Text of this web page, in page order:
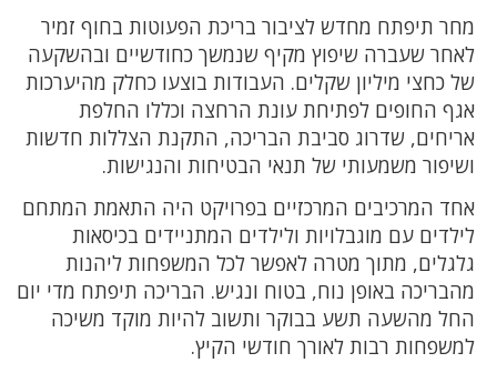
מחר תיפתח מחדש לציבור בריכת הפעוטות בחוף זמיר
לאחר שעברה שיפוץ מקיף שנמשך כחודשיים ובהשקעה
של כחצי מיליון שקלים. העבודות בוצעו כחלק מהיערכות
אגף החופים לפתיחת עונת הרחצה וכללו החלפת
אריחים, שדרוג סביבת הבריכה, התקנת הצללות חדשות
ושיפור משמעותי של תנאי הבטיחות והנגישות.
אחד המרכיבים המרכזיים בפרויקט היה התאמת המתחם
לילדים עם מוגבלויות ולילדים המתניידים בכיסאות
גלגלים, מתוך מטרה לאפשר לכל המשפחות ליהנות
מהבריכה באופן נוח, בטוח ונגיש. הבריכה תיפתח מדי יום
החל מהשעה תשע בבוקר ותשוב להיות מוקד משיכה
למשפחות רבות לאורך חודשי הקיץ.